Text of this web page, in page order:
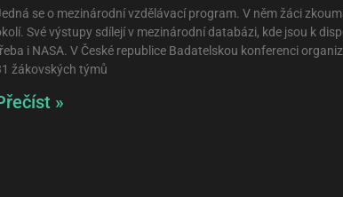
se o mezinárodní vzdělávací program. V něm žáci
Své výstupy sdílejí v mezinárodní databázi, kde jsou k
i NASA. V České republice Badatelskou konferenci
žákovských týmů
»